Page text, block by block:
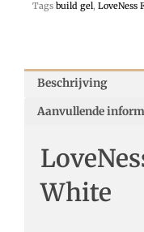
Tags build gel, LoveNess
Beschrijving
Aanvullende
White